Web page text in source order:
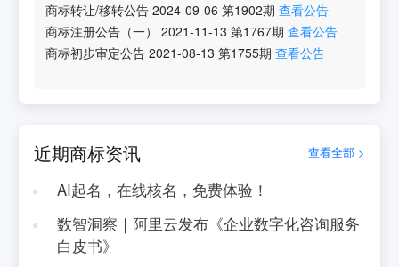
商标转让/移转公告 2024-09-06 第1902期 查看公告
商标注册公告（一）
2021-11-13 第1767期 查看公告
商标初步审定公告 2021-08-13 第1755期 查看公告
近期商标资讯 查看全部 >
AI起名，在线核名，免费体验！
数智洞察｜阿里云发布《企业数字化咨询服务
白皮书》